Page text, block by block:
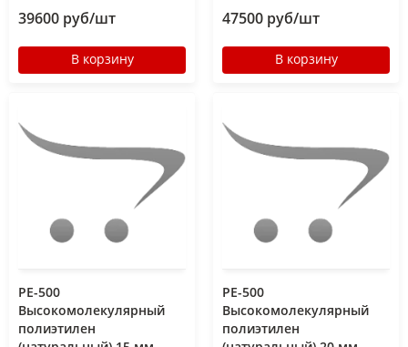
39600 руб/шт
В корзину
47500 руб/шт
В корзину
РЕ-500
Высокомолекулярный
полиэтилен
РЕ-500
Высокомолекулярный
полиэтилен